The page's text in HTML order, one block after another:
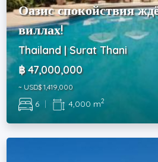
Оазис спокойствия
виллах!
Thailand | Surat Thani
฿ 47,000,000
~ USD$ 1,419,000
6 | 4,000 m2